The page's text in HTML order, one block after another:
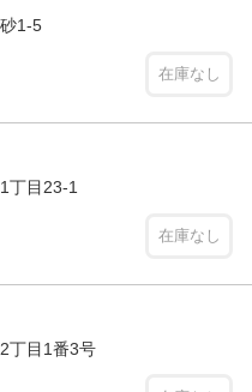
砂1-5
在庫なし
丁目23-1
在庫なし
丁目1番3号